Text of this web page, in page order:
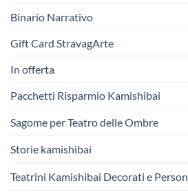
Binario Narrativo
Gift Card StravagArte
In offerta
Pacchetti Risparmio Kamishibai
Sagome per Teatro delle Ombre
Storie kamishibai
Teatrini Kamishibai Decorati e